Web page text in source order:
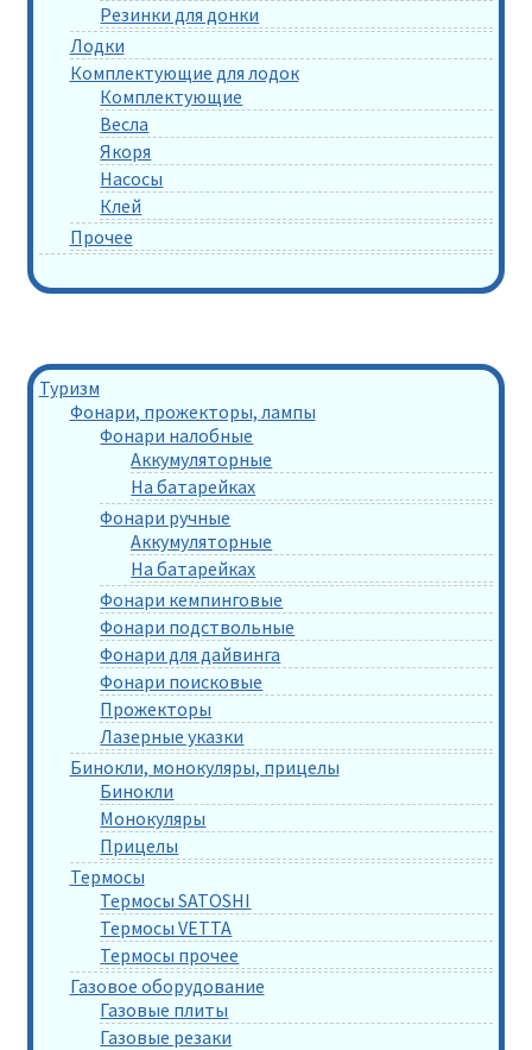
Резинки для донки
Лодки
Комплектующие для лодок
Комплектующие
Весла
Якоря
Насосы
Клей
Прочее
Туризм
Фонари, прожекторы, лампы
Фонари налобные
Аккумуляторные
На батарейках
Фонари ручные
Аккумуляторные
На батарейках
Фонари кемпинговые
Фонари подствольные
Фонари для дайвинга
Фонари поисковые
Прожекторы
Лазерные указки
Бинокли, монокуляры, прицелы
Бинокли
Монокуляры
Прицелы
Термосы
Термосы SATOSHI
Термосы VETTA
Термосы прочее
Газовое оборудование
Газовые плиты
Газовые резаки